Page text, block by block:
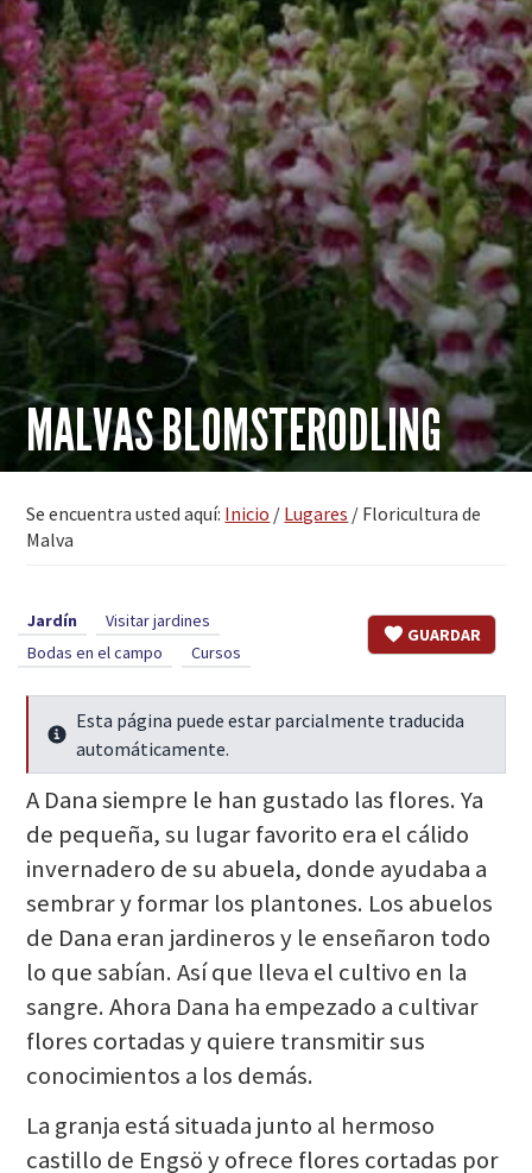
MALVAS BLOMSTERODLING
Se encuentra usted aquí: Inicio / Lugares / Floricultura de
Malva
GUARDAR
Jardín
Visitar jardines
Bodas en el campo
Cursos
Seguir leyendo
Esta página puede estar parcialmente traducida
automáticamente.
A Dana siempre le han gustado las flores. Ya
de pequeña, su lugar favorito era el cálido
invernadero de su abuela, donde ayudaba a
sembrar y formar los plantones. Los abuelos
de Dana eran jardineros y le enseñaron todo
lo que sabían. Así que lleva el cultivo en la
sangre. Ahora Dana ha empezado a cultivar
flores cortadas y quiere transmitir sus
conocimientos a los demás.
La granja está situada junto al hermoso
castillo de Engsö y ofrece flores cortadas por